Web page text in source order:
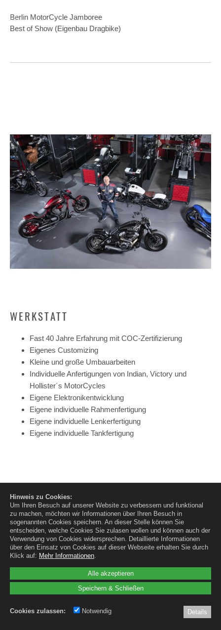
Alle akzeptieren
Speichern & Schließen
Hinweis zu Cookies:
Um Ihren Besuch auf unserer Website zu verbessern und funktional
zu machen, möchten wir Informationen über Ihren Besuch in
sogenannten Cookies speichern. An dieser Stelle können Sie
entscheiden, welche Cookies Sie zulasen wollen und können auch der
Verwendung von Cookies widersprechen. Detaillierte Informationen
über den Einsatz von Cookies auf dieser Webseite erhalten Sie durch
Klick auf: Mehr Informationen
Cookies zulassen: Notwendig Details
Berlin Bike Show
3. Platz Showbike (Eigenbau Dragbike)
WERKSTATT
Fast 40 Jahre Erfahrung mit COC-Zertifizierung
Eigenes Customizing
Kleine und große Umbauarbeiten
Individuelle Anfertigungen von Indian, Victory und
Hollister´s MotorCycles
Eigene Elektronikentwicklung
Eigene individuelle Rahmenfertigung
Eigene individuelle Lenkerfertigung
Eigene individuelle Tankfertigung
Eigene individuelle Metallarbeiten
Eigene Teilefertigung
Leistungssteigerungen
Kooperation mit Leistungsprüfstand
TÜV-Abnahmen / Einzel und Vollabnahmen
Kooperation mit Leistungsprüfstand
Service Indian Vertragshändler